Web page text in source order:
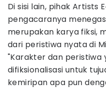
Di sisi lain, pihak Artists
pengacaranya
merupakan karya fiksi,
dari peristiwa nyata di
"Karakter dan peristiwa
difiksionalisasi untuk
kemiripan apa pun